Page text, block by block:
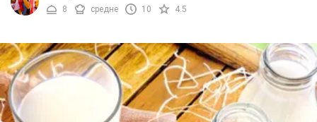
8
средне 10 4.5